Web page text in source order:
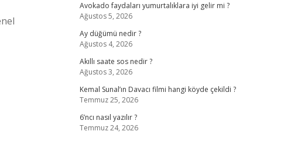
Avokado faydaları yumurtalıklara iyi gelir mi ?
Ağustos 5, 2026
Ay düğümü nedir ?
Ağustos 4, 2026
Akıllı saate sos nedir ?
Ağustos 3, 2026
Kemal Sunal’ın Davacı filmi hangi köyde çekildi ?
Temmuz 25, 2026
6’ncı nasıl yazılır ?
Temmuz 24, 2026